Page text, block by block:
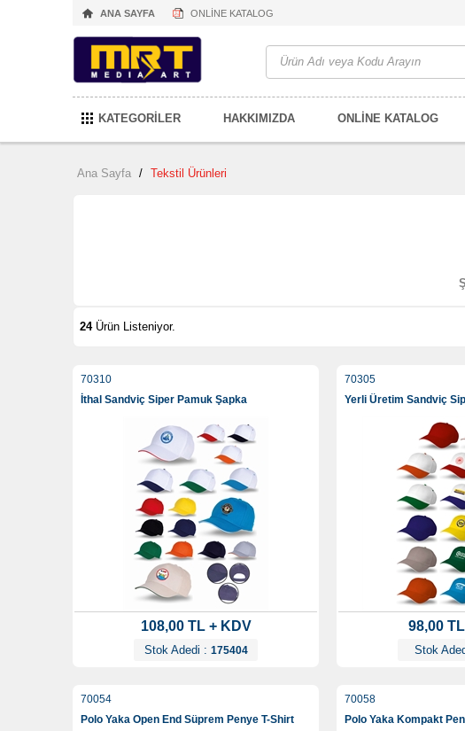
ANA SAYFA ONLİNE KATALOG
KATEGORİLER HAKKIMIZDA ONLİNE KATALOG
Ana Sayfa / Tekstil Ürünleri
24Ürün Listeniyor.
70310
İthal Sandviç Siper Pamuk Şapka
108,00 TL + KDV
Stok Adedi : 175404
70305
Yerli Üretim Sandviç
98,00
Stok
70054
Polo Yaka Open End Süprem Penye T-Shirt
70058
Polo Yaka Kompakt